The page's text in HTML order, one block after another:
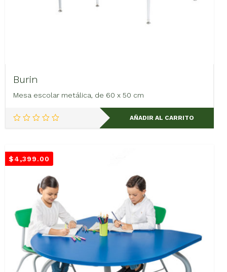
Burin
Mesa escolar metálica, de 60 x 50 cm
AÑADIR AL CARRITO
$4,399.00